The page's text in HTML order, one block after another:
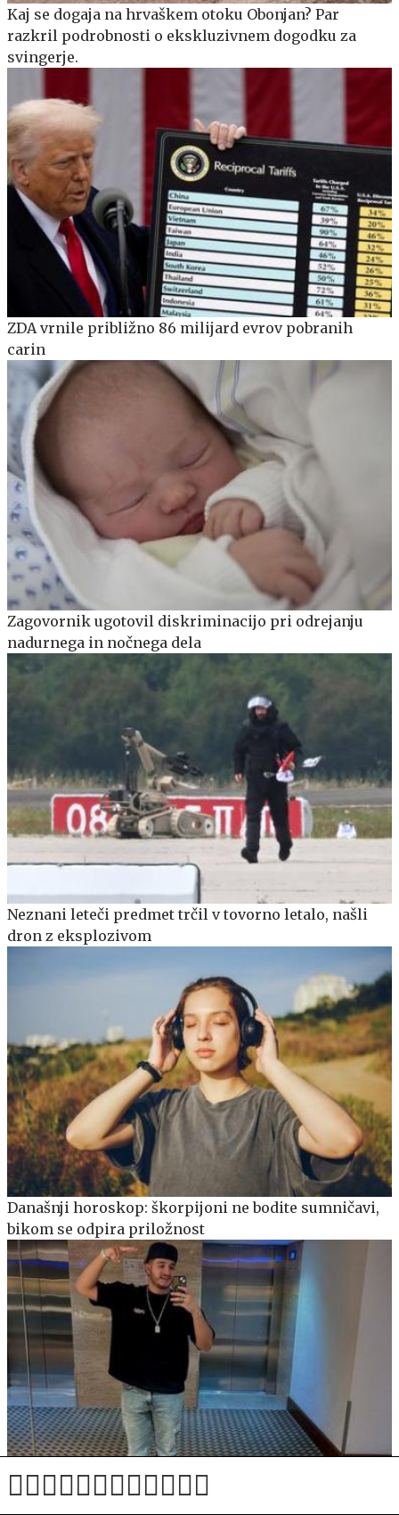
Kaj se dogaja na hrvaškem otoku Obonjan? Par
razkril podrobnosti o ekskluzivnem dogodku za
svingerje.
ZDA vrnile približno 86 milijard evrov pobranih
carin
Zagovornik ugotovil diskriminacijo pri odrejanju
nadurnega in nočnega dela
Neznani leteči predmet trčil v tovorno letalo, našli
dron z eksplozivom
Današnji horoskop: škorpijoni ne bodite sumničavi,
bikom se odpira priložnost
Mehiškega vplivneža ustrelili med prenosom v živo